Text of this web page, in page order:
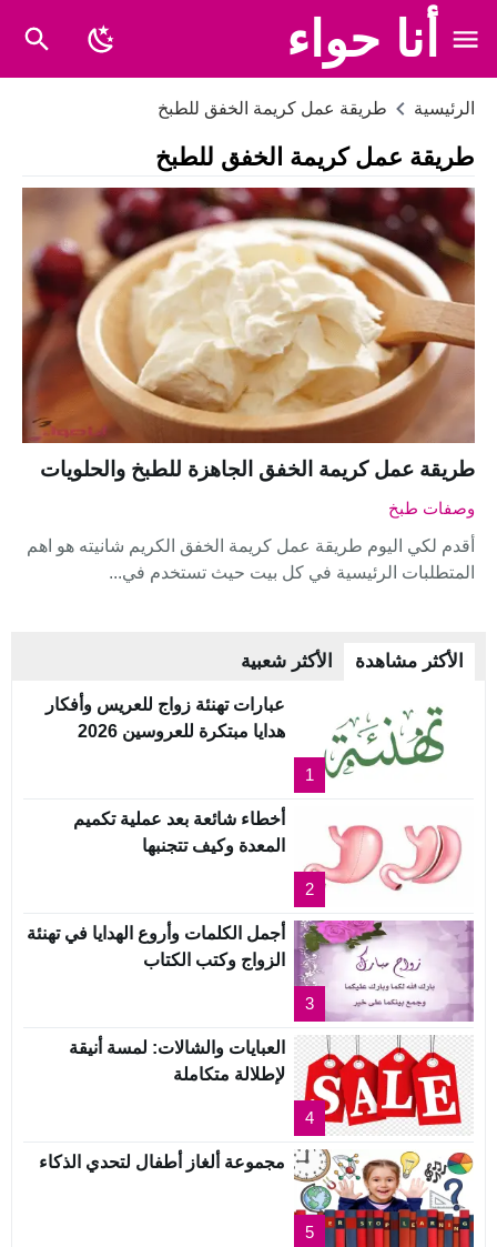
أنا حواء
الرئيسية طريقة عمل كريمة الخفق للطبخ
طريقة عمل كريمة الخفق للطبخ
طريقة عمل كريمة الخفق الجاهزة للطبخ والحلويات
وصفات طبخ
أقدم لكي اليوم طريقة عمل كريمة الخفق الكريم شانيته هو اهم
المتطلبات الرئيسية في كل بيت حيث تستخدم في...
الأكثر مشاهدة الأكثر شعبية
1
عبارات تهنئة زواج للعريس وأفكار
هدايا مبتكرة للعروسين 2026
2
أخطاء شائعة بعد عملية تكميم
المعدة وكيف تتجنبها
3
أجمل الكلمات وأروع الهدايا في تهنئة
الزواج وكتب الكتاب
4
العبايات والشالات: لمسة أنيقة
لإطلالة متكاملة
5
مجموعة ألغاز أطفال لتحدي الذكاء